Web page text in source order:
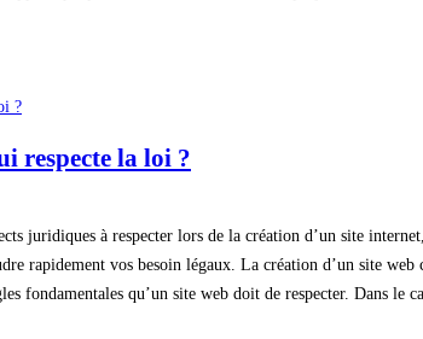
respecte la loi ?
juridiques à respecter lors de la création d’un site
rapidement vos besoin légaux. La création d’un site
fondamentales qu’un site web doit de respecter. Dans